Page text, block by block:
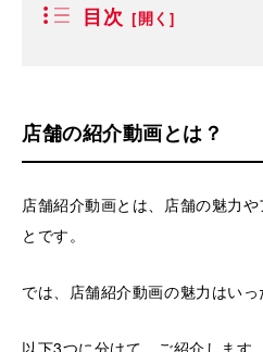
目次
店舗の紹介動画とは？
店舗紹介動画とは、店舗の魅力
とです。
では、店舗紹介動画の魅力はい
以下3つに分けて、ご紹介します。